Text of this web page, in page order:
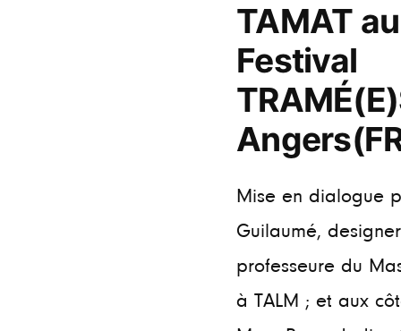
TAMAT au
Festival
Mise en dialogue
Guilaumé,
professeure du
à TALM ; et aux